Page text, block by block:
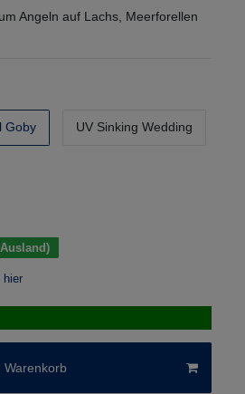
Angeln auf Lachs, Meerforellen
Goby UV Sinking Wedding
hier
Warenkorb